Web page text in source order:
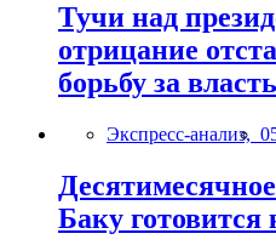
Тучи над
отрицание
борьбу за
Экспресс-анализ,
Баку готовится